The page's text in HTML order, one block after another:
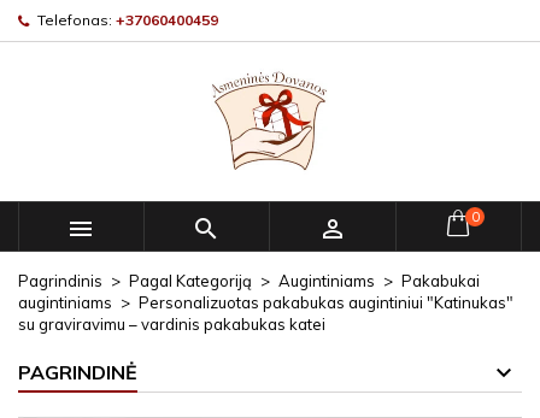
Telefonas: +37060400459
   0
Pagrindinis Pagal Kategoriją Augintiniams
Pakabukai
augintiniams
Personalizuotas pakabukas augintiniui "Katinukas"
su graviravimu – vardinis pakabukas katei
PAGRINDINĖ